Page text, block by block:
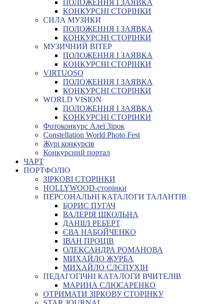
ПОЛОЖЕННЯ І ЗАЯВКА
КОНКУРСНІ СТОРІНКИ
СИЛА МУЗИКИ
ПОЛОЖЕННЯ І ЗАЯВКА
КОНКУРСНІ СТОРІНКИ
МУЗИЧНИЙ ВІТЕР
ПОЛОЖЕННЯ І ЗАЯВКА
КОНКУРСНІ СТОРІНКИ
VIRTUOSO
ПОЛОЖЕННЯ І ЗАЯВКА
КОНКУРСНІ СТОРІНКИ
WORLD VISION
ПОЛОЖЕННЯ І ЗАЯВКА
КОНКУРСНІ СТОРІНКИ
Фотоконкурс Алеї Зірок
Constellation World Photo Fest
Журі конкурсів
Конкурсний портал
ЧАРТ
ПОРТФОЛІО
ЗІРКОВІ СТОРІНКИ
HOLLYWOOD-сторінки
ПЕРСОНАЛЬНІ КАТАЛОГИ ТАЛАНТІВ
БОРИС ПУГАЧ
ВАЛЕРІЯ ШКОЛЬНА
ДАНІІЛ РЕБЕРТ
ЄВА НАБОЙЧЕНКО
ІВАН ПРОЦІВ
ОЛЕКСАНДРА РОМАНОВА
МИХАЙЛО ЖУРБА
МИХАЙЛО СЛЄПУХІН
ПЕДАГОГІЧНІ КАТАЛОГИ ВЧИТЕЛІВ
МАРИНА СЛЮСАРЕНКО
ОТРИМАТИ ЗІРКОВУ СТОРІНКУ